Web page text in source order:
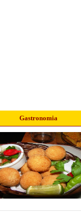
Gastronomia